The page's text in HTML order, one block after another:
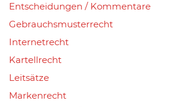
Entscheidungen / Kommentare
Gebrauchsmusterrecht
Internetrecht
Kartellrecht
Leitsätze
Markenrecht